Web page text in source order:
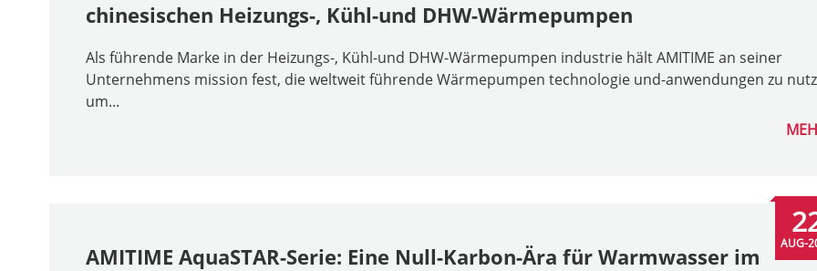
chinesischen Heizungs-, Kühl-und DHW-Wärmepumpen
Als führende Marke in der Heizungs-, Kühl-und DHW-Wärmepumpen industrie hält AMITIME an seiner
Unternehmens mission fest, die weltweit führende Wärmepumpen technologie und-anwendungen zu
um...
AMITIME AquaSTAR-Serie: Eine Null-Karbon-Ära für Warmwasser im
AUG-